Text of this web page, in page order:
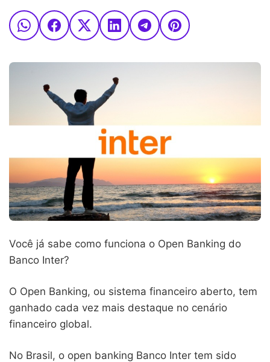
Você já sabe como funciona o Open Banking do
Banco Inter?
O Open Banking, ou sistema financeiro aberto, tem
ganhado cada vez mais destaque no cenário
financeiro global.
No Brasil, o open banking Banco Inter tem sido